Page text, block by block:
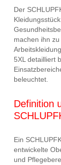
Der
machen ihn
5XL detailliert
beleuchtet.
Definition
Ein
entwickelte
und